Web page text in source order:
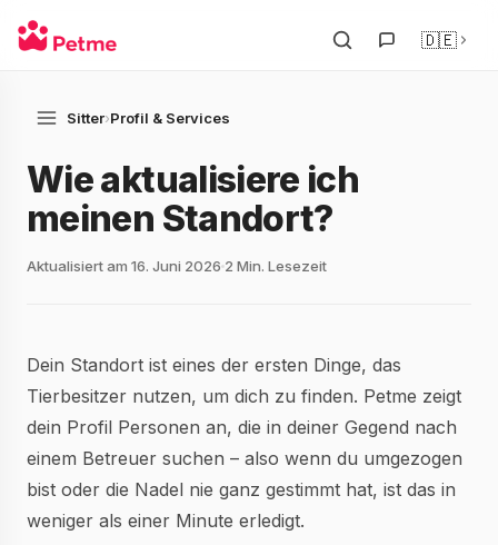
🇩🇪
Sitter›Profil & Services
Wie aktualisiere ich
meinen Standort?
Aktualisiert am 16. Juni 2026 2 Min. Lesezeit
Dein Standort ist eines der ersten Dinge, das
Tierbesitzer nutzen, um dich zu finden. Petme zeigt
dein Profil Personen an, die in deiner Gegend nach
einem Betreuer suchen – also wenn du umgezogen
bist oder die Nadel nie ganz gestimmt hat, ist das in
weniger als einer Minute erledigt.